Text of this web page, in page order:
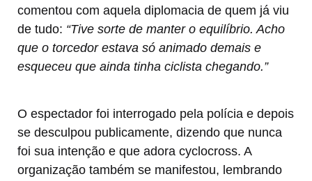
comentou com aquela diplomacia de quem já viu
de tudo: “Tive sorte de manter o equilíbrio. Acho
que o torcedor estava só animado demais e
esqueceu que ainda tinha ciclista chegando.”
O espectador foi interrogado pela polícia e depois
se desculpou publicamente, dizendo que nunca
foi sua intenção e que adora cyclocross. A
organização também se manifestou, lembrando